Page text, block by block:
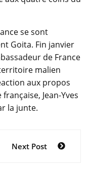
se sont
Goita. Fin janvier
de France
malien
aux propos
Jean-Yves
la junte.
Next Post